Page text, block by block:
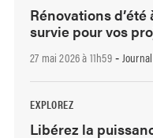
Rénovations
survie pour vos
27 mai 2026 à 11h59-
EXPLOREZ
Libérez la